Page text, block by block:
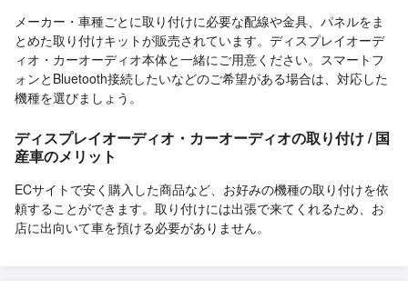
メーカー・車種ごとに取り付けに必要な配線や金具、パネルをま
とめた取り付けキットが販売されています。ディスプレイオーデ
ィオ・カーオーディオ本体と一緒にご用意ください。スマートフ
ォンとBluetooth接続したいなどのご希望がある場合は、対応した
機種を選びましょう。
ディスプレイオーディオ・カーオーディオの取り付け / 国
産車のメリット
ECサイトで安く購入した商品など、お好みの機種の取り付けを依
頼することができます。取り付けには出張で来てくれるため、お
店に出向いて車を預ける必要がありません。